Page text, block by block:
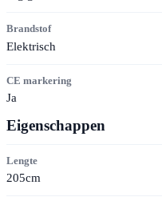
Brandstof
Elektrisch
CE markering
Ja
Eigenschappen
Lengte
205cm